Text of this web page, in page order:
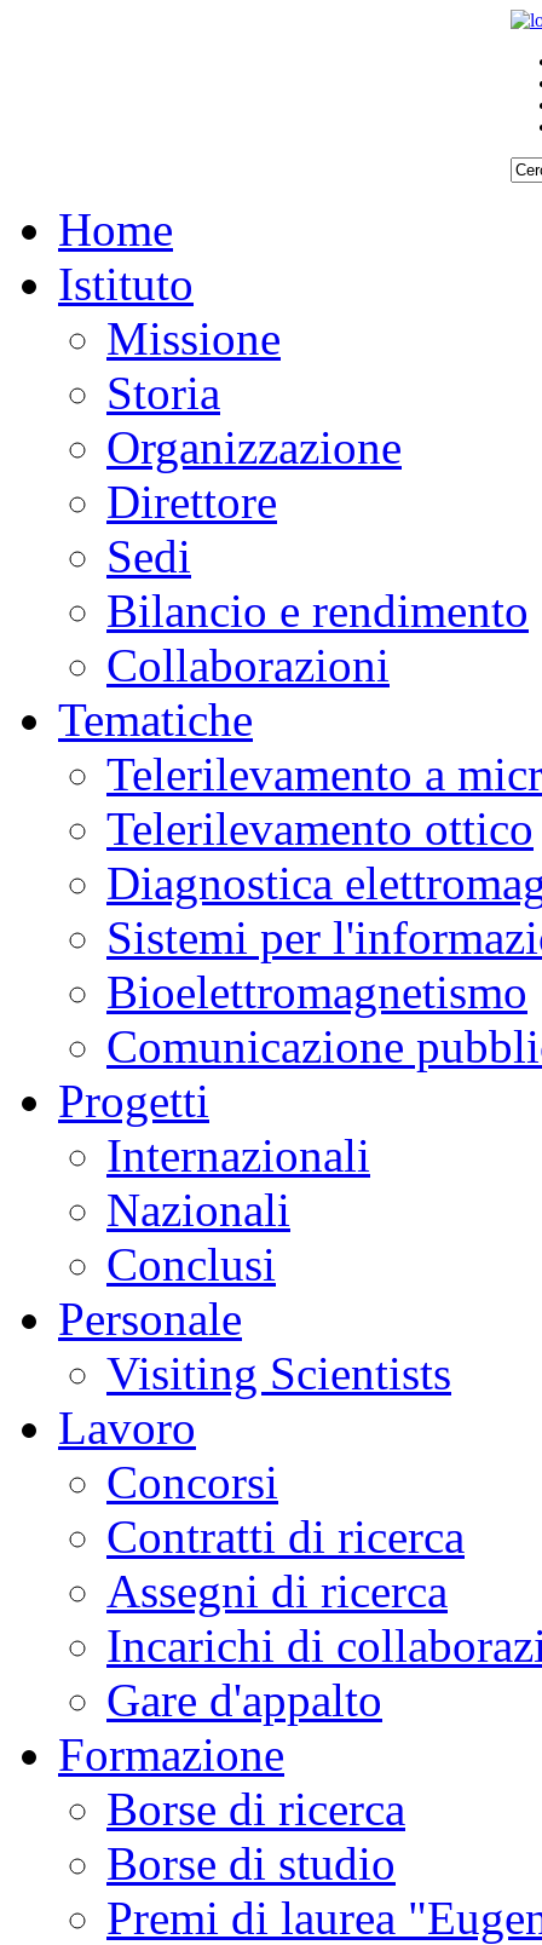
Home
Istituto
Missione
Storia
Organizzazione
Direttore
Sedi
Bilancio e rendimento
Collaborazioni
Tematiche
Telerilevamento a
Telerilevamento ottico
Diagnostica
Sistemi per
Bioelettromagnetismo
Comunicazione
Progetti
Internazionali
Nazionali
Conclusi
Personale
Visiting Scientists
Lavoro
Concorsi
Contratti di ricerca
Assegni di ricerca
Incarichi di
Gare d'appalto
Formazione
Borse di ricerca
Borse di studio
Premi di laurea